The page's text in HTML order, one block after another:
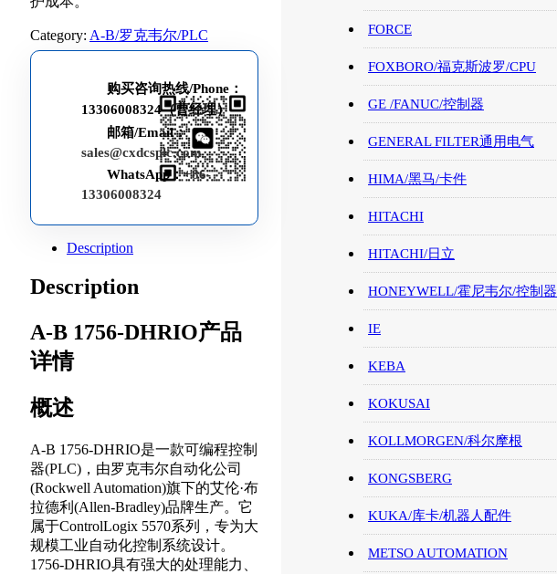
Category: A-B/罗克韦尔/PLC
购买咨询热线/Phone：
13306008324（曹经理）
邮箱/Email：
sales@cxdcsplc.com
WhatsApp：+86-
13306008324
Description
Description
A-B 1756-DHRIO产品
详情
概述
A-B 1756-DHRIO是一款可编程控制
器(PLC)，由罗克韦尔自动化公司
(Rockwell Automation)旗下的艾伦·布
拉德利(Allen-Bradley)品牌生产。它
属于ControlLogix 5570系列，专为大
规模工业自动化控制系统设计。
1756-DHRIO具有强大的处理能力、
FORCE
FOXBORO/福克斯波罗/CPU
GE /FANUC/控制器
GENERAL FILTER通用电气
HIMA/黑马/卡件
HITACHI
HITACHI/日立
HONEYWELL/霍尼韦尔/控制器
IE
KEBA
KOKUSAI
KOLLMORGEN/科尔摩根
KONGSBERG
KUKA/库卡/机器人配件
METSO AUTOMATION